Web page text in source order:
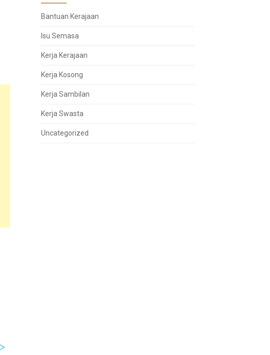
Bantuan Kerajaan
Isu Semasa
Kerja Kerajaan
Kerja Kosong
Kerja Sambilan
Kerja Swasta
Uncategorized